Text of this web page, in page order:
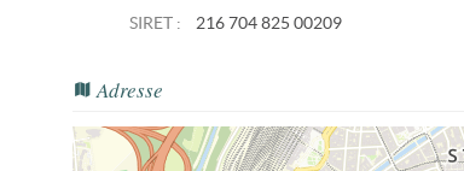
SIRET :
216 704 825 00209
Adresse